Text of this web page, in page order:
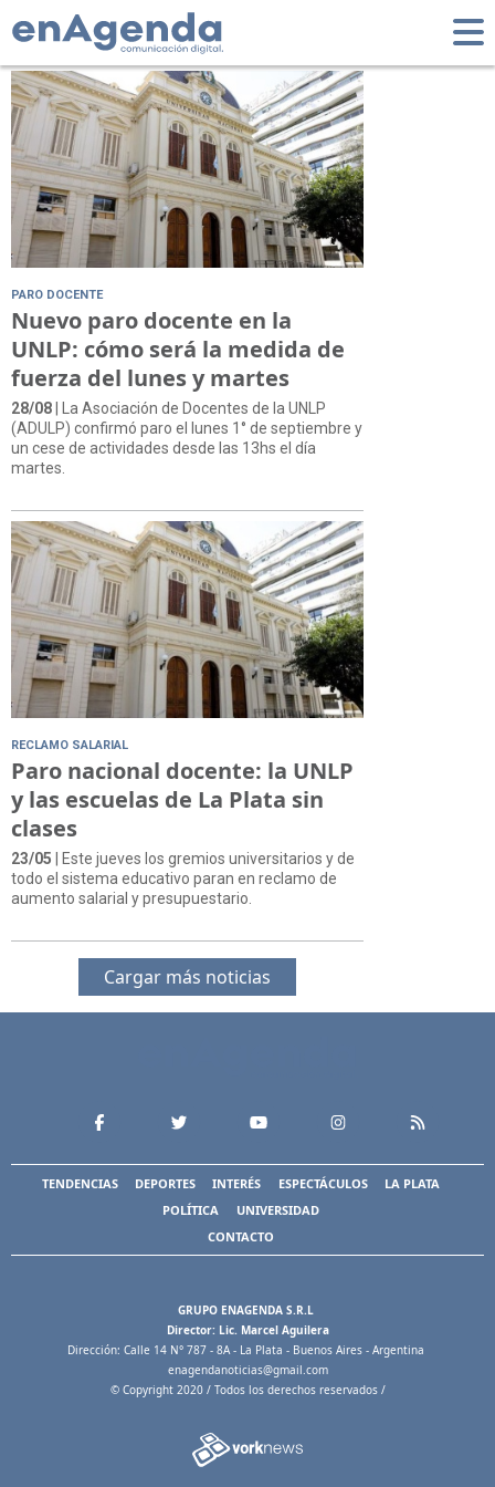
Tag: paro docente
PARO DOCENTE
Nuevo paro docente en la
UNLP: cómo será la medida de
fuerza del lunes y martes
28/08 | La Asociación de Docentes de la UNLP
(ADULP) confirmó paro el lunes 1° de septiembre y
un cese de actividades desde las 13hs el día
martes.
RECLAMO SALARIAL
Paro nacional docente: la UNLP
y las escuelas de La Plata sin
clases
23/05 | Este jueves los gremios universitarios y de
todo el sistema educativo paran en reclamo de
aumento salarial y presupuestario.
Cargar más noticias
TENDENCIAS DEPORTES INTERÉS ESPECTÁCULOS
LA PLATA
POLÍTICA
UNIVERSIDAD
CONTACTO
GRUPO ENAGENDA S.R.L
Director: Lic. Marcel Aguilera
Dirección: Calle 14 N° 787 - 8A - La Plata - Buenos Aires - Argentina
enagendanoticias@gmail.com
© Copyright 2020 / Todos los derechos reservados /